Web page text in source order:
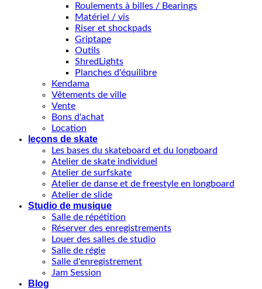
Roulements à billes / Bearings
Matériel / vis
Riser et shockpads
Griptape
Outils
ShredLights
Planches d'équilibre
Kendama
Vêtements de ville
Vente
Bons d'achat
Location
leçons de skate
Les bases du skateboard et du longboard
Atelier de skate individuel
Atelier de surfskate
Atelier de danse et de freestyle en longboard
Atelier de slide
Studio de musique
Salle de répétition
Réserver des enregistrements
Louer des salles de studio
Salle de régie
Salle d'enregistrement
Jam Session
Blog